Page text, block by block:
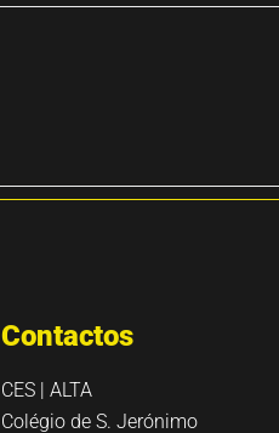
Contactos
CES | ALTA
Colégio de S. Jerónimo